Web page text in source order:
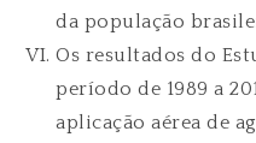
da população
Os resultados do
período de 1989 a
aplicação aérea de